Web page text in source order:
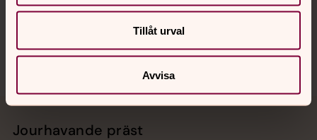
Tillåt urval
Avvisa
Sociala kanaler
Jourhavande präst